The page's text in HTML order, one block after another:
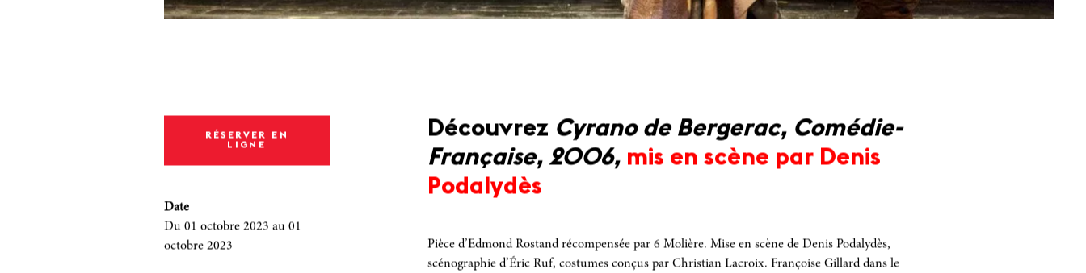
RÉSERVER EN
LIGNE
Date
Du 01 octobre 2023 au 01
octobre 2023
Découvrez Cyrano de Bergerac, Comédie-
Française, 2006, mis en scène par Denis
Podalydès
Pièce d’Edmond Rostand récompensée par 6 Molière. Mise en scène de Denis Podalydès,
scénographie d’Éric Ruf, costumes conçus par Christian Lacroix. Françoise Gillard dans le